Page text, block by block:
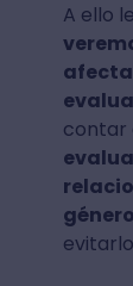
A ello
contar
género